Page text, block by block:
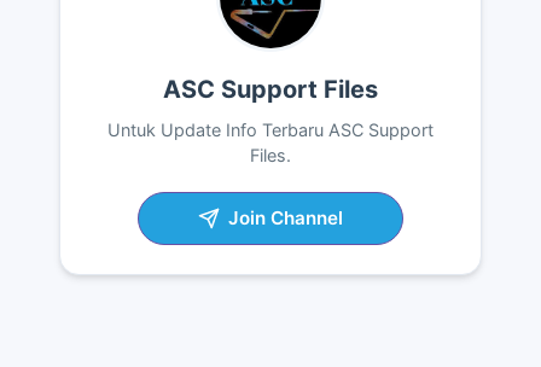
ASC Support Files
Untuk Update Info Terbaru ASC Support
Files.
Join Channel